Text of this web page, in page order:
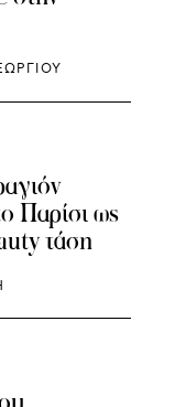
Παρίσι ως
τάση